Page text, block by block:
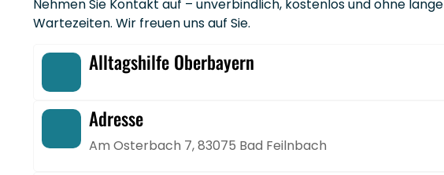
Nehmen Sie Kontakt auf – unverbindlich, kostenlos und ohne lange
Wartezeiten. Wir freuen uns auf Sie.
Alltagshilfe Oberbayern
Adresse
Am Osterbach 7, 83075 Bad Feilnbach